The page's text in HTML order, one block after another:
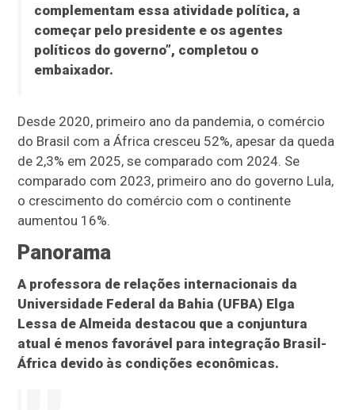
complementam essa atividade política, a
começar pelo presidente e os agentes
políticos do governo”, completou o
embaixador.
Desde 2020, primeiro ano da pandemia, o comércio
do Brasil com a África cresceu 52%, apesar da queda
de 2,3% em 2025, se comparado com 2024. Se
comparado com 2023, primeiro ano do governo Lula,
o crescimento do comércio com o continente
aumentou 16%.
Panorama
A professora de relações internacionais da
Universidade Federal da Bahia (UFBA) Elga
Lessa de Almeida destacou que a conjuntura
atual é menos favorável para integração Brasil-
África devido às condições econômicas.